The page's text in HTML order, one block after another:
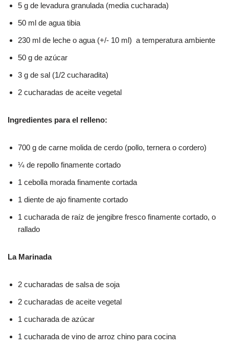
5 g de levadura granulada (media cucharada)
50 ml de agua tibia
230 ml de leche o agua (+/- 10 ml) a temperatura ambiente
50 g de azúcar
3 g de sal (1/2 cucharadita)
2 cucharadas de aceite vegetal
Ingredientes para el relleno:
700 g de carne molida de cerdo (pollo, ternera o cordero)
¼ de repollo finamente cortado
1 cebolla morada finamente cortada
1 diente de ajo finamente cortado
1 cucharada de raíz de jengibre fresco finamente cortado, o
rallado
La Marinada
2 cucharadas de salsa de soja
2 cucharadas de aceite vegetal
1 cucharada de azúcar
1 cucharada de vino de arroz chino para cocina